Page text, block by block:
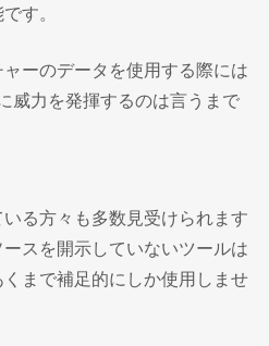
す。
ーのデータを使用する際には
威力を発揮するのは言うまで
る方々も多数見受けられます
スを開示していないツールは
まで補足的にしか使用しませ